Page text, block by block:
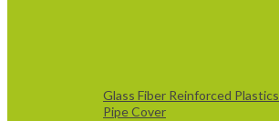
Glass Fiber Reinforced Plastics
Pipe Cover